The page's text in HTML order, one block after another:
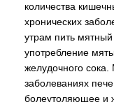
количества
хронических
утрам пить
употребление
желудочного
заболеваниях
болеутоляющее и